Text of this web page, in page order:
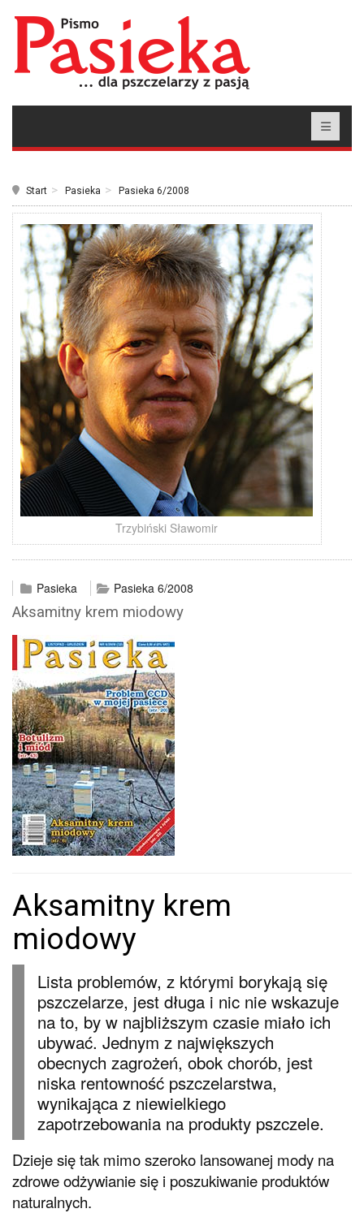
Start Pasieka Pasieka 6/2008
Trzybiński Sławomir
Pasieka Pasieka 6/2008
Aksamitny krem miodowy
Aksamitny krem
miodowy
Lista problemów, z którymi borykają się
pszczelarze, jest długa i nic nie wskazuje
na to, by w najbliższym czasie miało ich
ubywać. Jednym z największych
obecnych zagrożeń, obok chorób, jest
niska rentowność pszczelarstwa,
wynikająca z niewielkiego
zapotrzebowania na produkty pszczele.
Dzieje się tak mimo szeroko lansowanej mody na
zdrowe odżywianie się i poszukiwanie produktów
naturalnych.